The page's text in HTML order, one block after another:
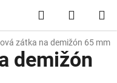
Hľadať
KOŠÍK
zátka na demižón 65 mm
demižón